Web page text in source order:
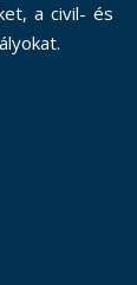
a civil- és